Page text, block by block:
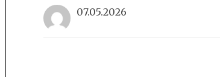
07.05.2026